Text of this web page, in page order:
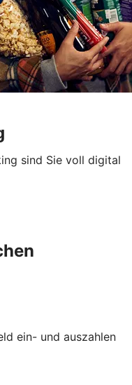
sind Sie voll digital
ein- und auszahlen